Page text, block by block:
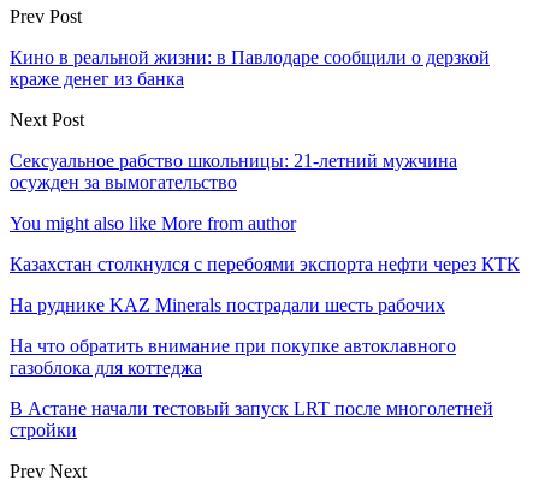
Prev Post
Кино в реальной жизни: в Павлодаре сообщили о дерзкой
краже денег из банка
Next Post
Сексуальное рабство школьницы: 21-летний мужчина
осужден за вымогательство
You might also like More from author
Казахстан столкнулся с перебоями экспорта нефти через КТК
На руднике KAZ Minerals пострадали шесть рабочих
На что обратить внимание при покупке автоклавного
газоблока для коттеджа
В Астане начали тестовый запуск LRT после многолетней
стройки
Prev Next